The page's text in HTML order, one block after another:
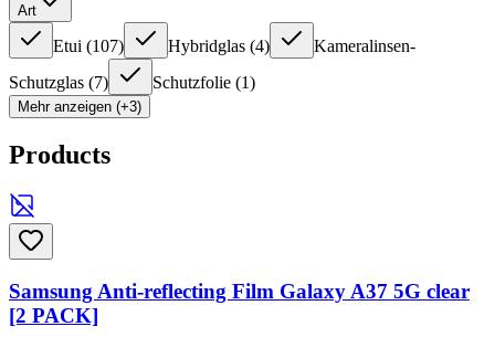
Art
Etui (107) Hybridglas (4)
Kameralinsen-
Schutzglas (7) Schutzfolie (1)
Mehr anzeigen (+3)
Products
Samsung Anti-reflecting Film Galaxy A37 5G clear
[2 PACK]